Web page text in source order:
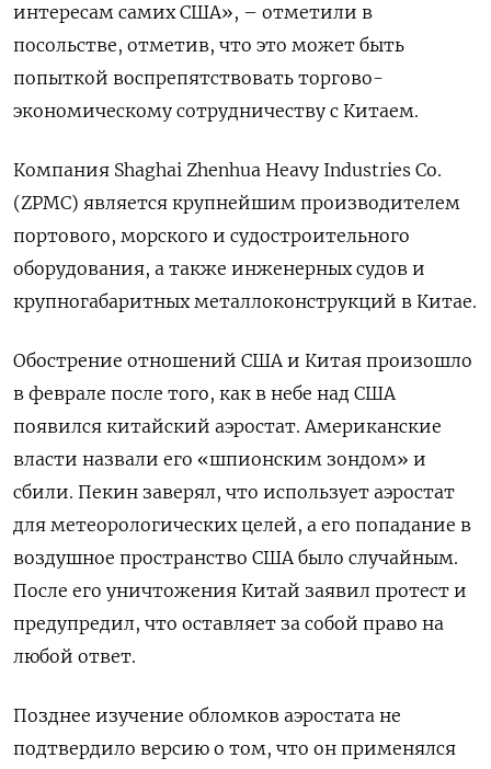
интересам самих США», – отметили в
посольстве, отметив, что это может быть
попыткой воспрепятствовать торгово-
экономическому сотрудничеству с Китаем.
Компания Shaghai Zhenhua Heavy Industries Co.
(ZPMC) является крупнейшим производителем
портового, морского и судостроительного
оборудования, а также инженерных судов и
крупногабаритных металлоконструкций в Китае.
Обострение отношений США и Китая произошло
в феврале после того, как в небе над США
появился китайский аэростат. Американские
власти назвали его «шпионским зондом» и
сбили. Пекин заверял, что использует аэростат
для метеорологических целей, а его попадание в
воздушное пространство США было случайным.
После его уничтожения Китай заявил протест и
предупредил, что оставляет за собой право на
любой ответ.
Позднее изучение обломков аэростата не
подтвердило версию о том, что он применялся